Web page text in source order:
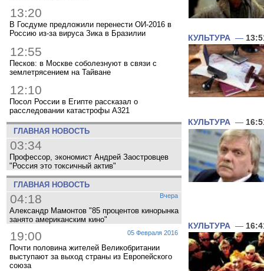
13:20
В Госдуме предложили перенести ОИ-2016 в
Россию из-за вируса Зика в Бразилии
12:55
Песков: в Москве соболезнуют в связи с
землетрясением на Тайване
12:10
Посол России в Египте рассказал о
расследовании катастрофы A321
ГЛАВНАЯ НОВОСТЬ
03:34
Профессор, экономист Андрей Заостровцев
"Россия это токсичный актив"
ГЛАВНАЯ НОВОСТЬ
Вчера
04:18
Александр Мамонтов "85 процентов кинорынка
занято американским кино"
05 Февраля 2016
19:00
Почти половина жителей Великобритании
выступают за выход страны из Европейского
союза
КУЛЬТУРА —
КУЛЬТУРА —
КУЛЬТУРА —